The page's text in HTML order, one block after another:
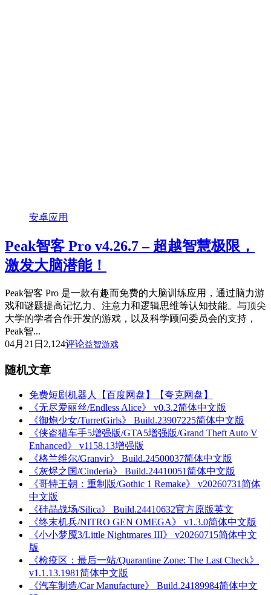
安卓应用
Peak智客 Pro v4.26.7 – 超越智慧极限，
激发大脑潜能！
Peak智客 Pro 是一款有趣而免费的大脑训练应用，通过脑力游
戏和谜题提高记忆力、注意力和逻辑思维等认知技能。与顶尖
大学的学者合作开发的游戏，以及科学顾问委员会的支持，
Peak智...
04月21日 2,124评论益智游戏
随机文章
免费短剧机器人【百度网盘】【夸克网盘】
《无尽爱丽丝/Endless Alice》 v0.3.2简体中文版
《御炮少女/TurretGirls》 Build.23907225简体中文版
《侠盗猎车手5增强版/GTA5增强版/Grand Theft Auto V
Enhanced》 v1158.13增强版
《格兰维尔/Granvir》 Build.24500037简体中文版
《灰烬之国/Cinderia》 Build.24410051简体中文版
《哥特王朝：重制版/Gothic 1 Remake》 v20260731简体
中文版
《硅晶战场/Silica》 Build.24410632官方原版英文
《终末机兵/NITRO GEN OMEGA》 v1.3.0简体中文版
《小小梦魇3/Little Nightmares III》 v20260715简体中文
版
《检疫区：最后一站/Quarantine Zone: The Last Check》
v1.1.13.1981简体中文版
《汽车制造/Car Manufacture》 Build.24189984简体中文